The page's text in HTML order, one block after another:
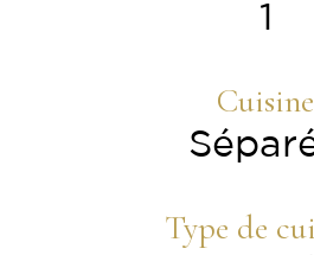
1
Cuisine
Type de